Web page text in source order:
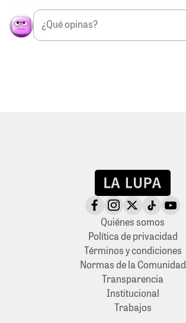
Quiénes somos
Política de privacidad
Términos y condiciones
Normas de la Comunidad
Transparencia
Institucional
Trabajos